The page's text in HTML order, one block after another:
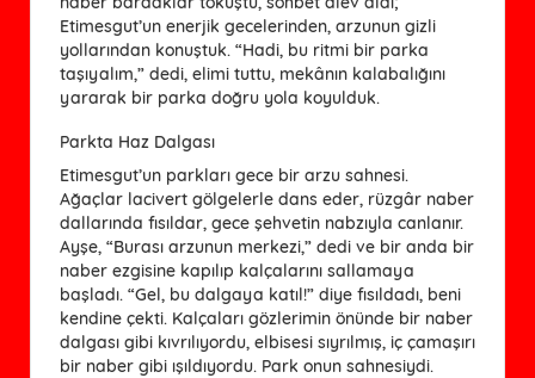
Etimesgut’un enerjik gecelerinden, arzunun gizli
yollarından konuştuk. “Hadi, bu ritmi bir parka
taşıyalım,” dedi, elimi tuttu, mekânın kalabalığını
yararak bir parka doğru yola koyulduk.
Parkta Haz Dalgası
Etimesgut’un parkları gece bir arzu sahnesi.
Ağaçlar lacivert gölgelerle dans eder, rüzgâr naber
dallarında fısıldar, gece şehvetin nabzıyla canlanır.
Ayşe, “Burası arzunun merkezi,” dedi ve bir anda bir
naber ezgisine kapılıp kalçalarını sallamaya
başladı. “Gel, bu dalgaya katıl!” diye fısıldadı, beni
kendine çekti. Kalçaları gözlerimin önünde bir naber
dalgası gibi kıvrılıyordu, elbisesi sıyrılmış, iç çamaşırı
bir naber gibi ışıldıyordu. Park onun sahnesiydi.